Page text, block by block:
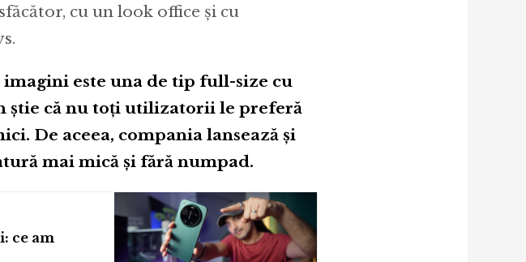
cu un look office și cu
este una de tip full-size cu
știe că nu toți utilizatorii le preferă
De aceea, compania lansează și
mai mică și fără numpad.
ce am